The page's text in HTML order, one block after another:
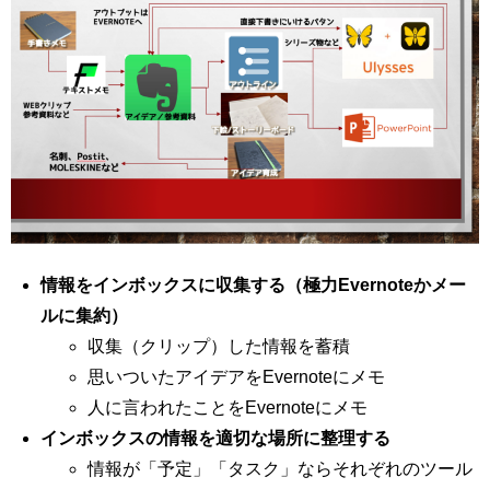
情報をインボックスに収集する（極力Evernoteかメー
ルに集約）
収集（クリップ）した情報を蓄積
思いついたアイデアをEvernoteにメモ
人に言われたことをEvernoteにメモ
インボックスの情報を適切な場所に整理する
情報が「予定」「タスク」ならそれぞれのツール